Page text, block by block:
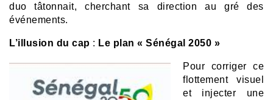
duo tâtonnait, cherchant sa direction au gré des
événements.
L’illusion du cap : Le plan « Sénégal 2050 »
Pour corriger ce
flottement visuel
et injecter une